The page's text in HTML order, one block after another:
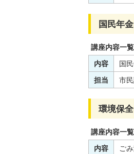
国民年
講座内容一覧
内容
国
担当
市
環境保
講座内容一覧
内容
ご